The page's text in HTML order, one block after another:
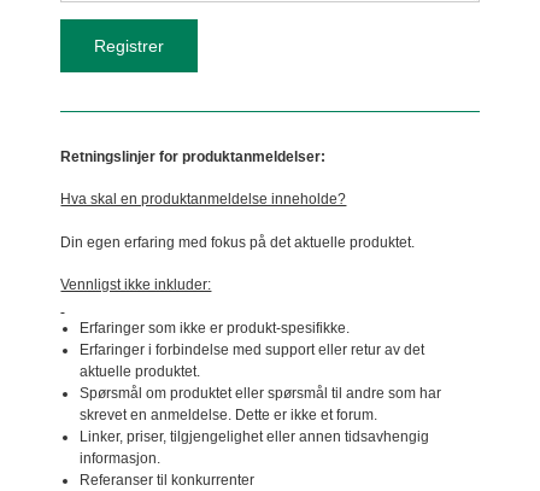
Retningslinjer for produktanmeldelser:
Hva skal en produktanmeldelse inneholde?
Din egen erfaring med fokus på det aktuelle produktet.
Vennligst ikke inkluder:
Erfaringer som ikke er produkt-spesifikke.
Erfaringer i forbindelse med support eller retur av det
aktuelle produktet.
Spørsmål om produktet eller spørsmål til andre som har
skrevet en anmeldelse. Dette er ikke et forum.
Linker, priser, tilgjengelighet eller annen tidsavhengig
informasjon.
Referanser til konkurrenter